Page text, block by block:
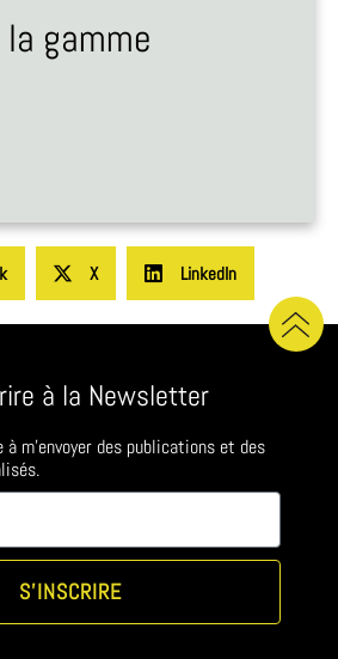
gamme
X LinkedIn
à la Newsletter
m'envoyer des publications et des
S'INSCRIRE